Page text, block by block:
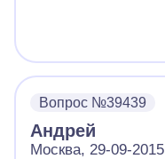
Вопрос №39439
Андрей
Москва, 29-09-2015